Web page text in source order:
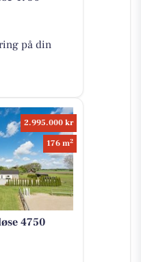
på din
2.995.000 kr
176 m2
4750